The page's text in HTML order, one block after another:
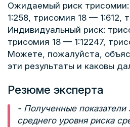
Ожидаемый риск
1:258, трисомия 18 — 1:612,
Индивидуальный риск:
трисомия 18 — 1:12247,
Можете, пожалуйста,
эти результаты и каковы
Резюме эксперта
- Полученные показатели
среднего уровня риска